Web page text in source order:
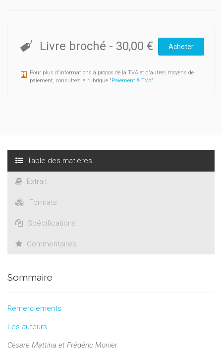
Livre broché - 30,00 € Acheter
Pour plus d'informations à propos de la TVA et d'autres moyens de
paiement, consultez la rubrique "Paiement & TVA".
Table des matières
Extrait
Formats
Spécifications
Commentaires
Sommaire
Remerciements
Les auteurs
Cesare Mattina et Frédéric Monier